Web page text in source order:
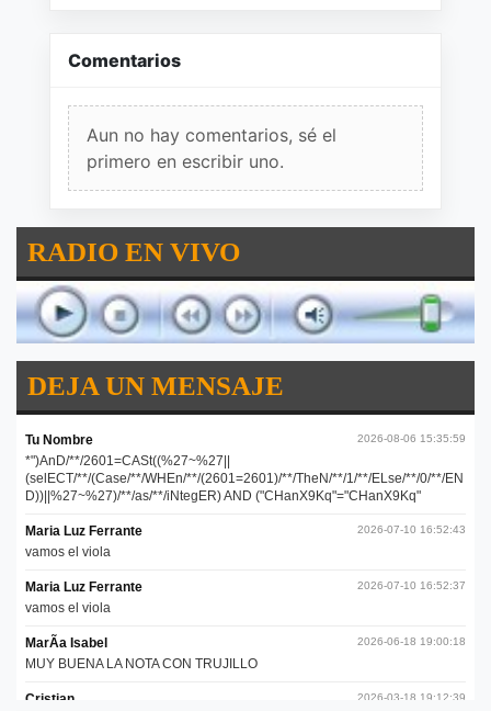
Comentarios
Aun no hay comentarios, sé el
primero en escribir uno.
RADIO EN VIVO
DEJA UN MENSAJE